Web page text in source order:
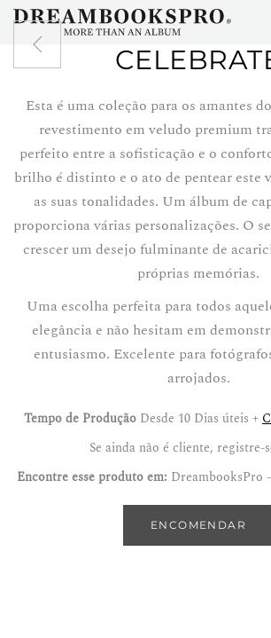
Skip to main content
Esta é uma coleção para os amantes
revestimento em veludo premium
perfeito entre a sofisticação e o
brilho é distinto e o ato de pentear este
as suas tonalidades. Um álbum de
proporciona várias personalizações. O
crescer um desejo fulminante de
próprias memórias.
Uma escolha perfeita para todos
elegância e não hesitam em
entusiasmo. Excelente para
arrojados.
Tempo de Produção Desde 10 Dias úteis +
Se ainda não é cliente, registre-
Encontre esse produto em: DreambooksPro
ENCOMENDAR